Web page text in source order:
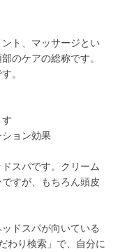
ト、マッサージとい
のケアの総称です。
。
ョン効果
スパです。クリーム
すが、もちろん頭皮
ドスパが向いている
わり検索」で、自分に